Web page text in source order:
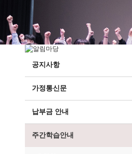
공지사항
가정통신문
납부금 안내
주간학습안내